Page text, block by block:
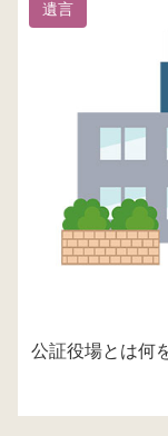
遺言
公証役場とは何